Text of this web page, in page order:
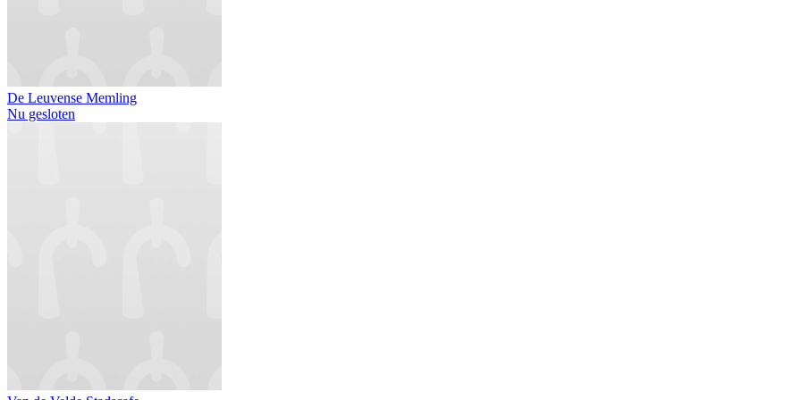
De Leuvense Memling
Nu gesloten